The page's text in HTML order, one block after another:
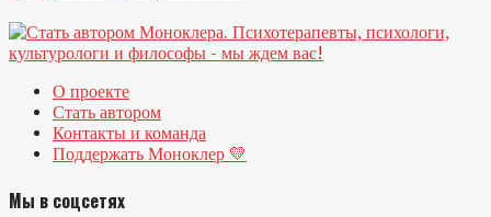
О проекте
Стать автором
Контакты и команда
Поддержать Моноклер 💛
Мы в соцсетях